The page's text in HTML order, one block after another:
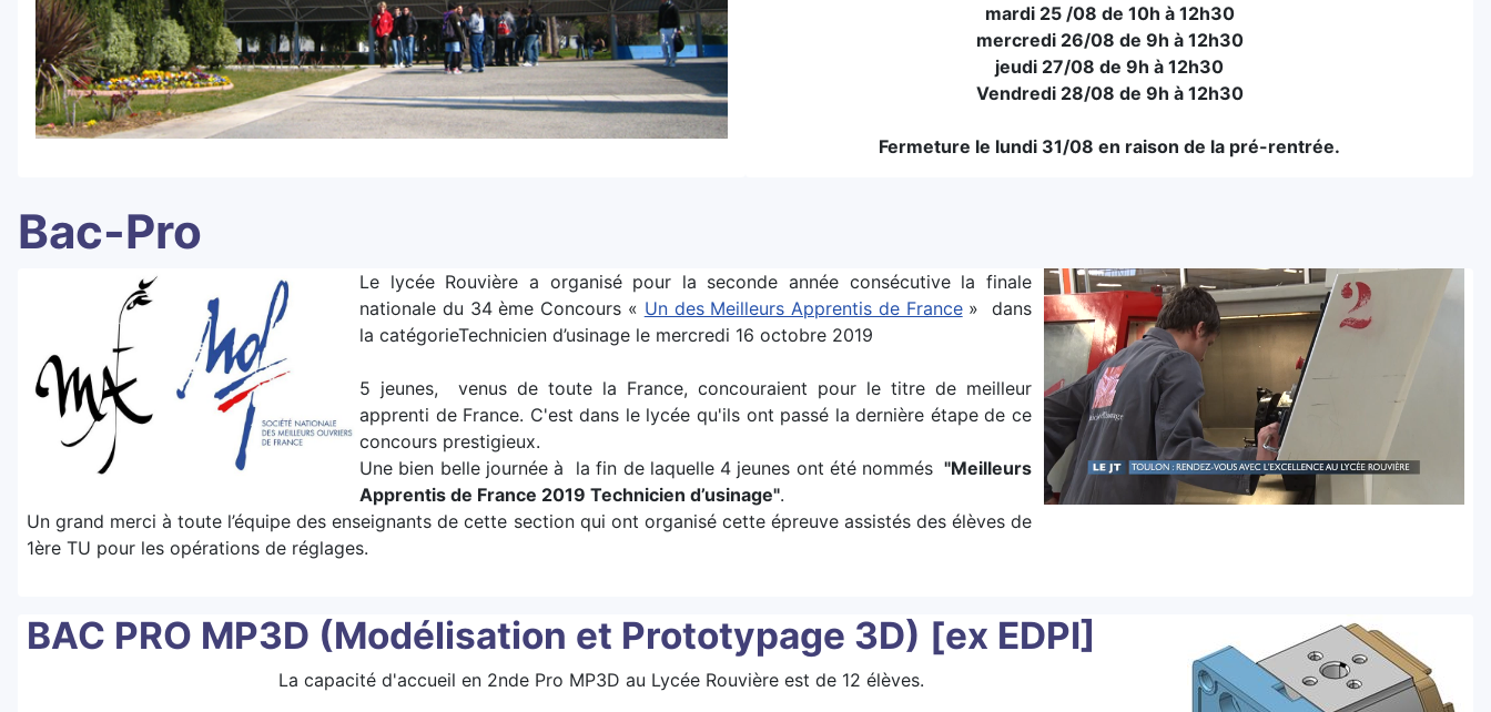
mardi 25 /08 de 10h à 12h30
mercredi 26/08 de 9h à 12h30
jeudi 27/08 de 9h à 12h30
Vendredi 28/08 de 9h à 12h30
Fermeture le lundi 31/08 en raison de la pré-rentrée.
Bac-Pro
Le lycée Rouvière a organisé pour la seconde année consécutive la finale
nationale du 34 ème Concours « Un des Meilleurs Apprentis de France» dans
la catégorieTechnicien d’usinage le mercredi 16 octobre 2019
5 jeunes, venus de toute la France, concouraient pour le titre de meilleur
apprenti de France. C'est dans le lycée qu'ils ont passé la dernière étape de ce
concours prestigieux.
Une bien belle journée à la fin de laquelle 4 jeunes ont été nommés "Meilleurs
Apprentis de France 2019 Technicien d’usinage".
Un grand merci à toute l’équipe des enseignants de cette section qui ont organisé cette épreuve assistés des élèves de
1ère TU pour les opérations de réglages.
BAC PRO MP3D (Modélisation et Prototypage 3D) [ex EDPI]
La capacité d'accueil en 2nde Pro MP3D au Lycée Rouvière est de 12 élèves.